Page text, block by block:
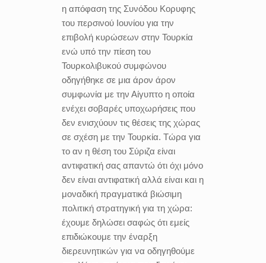
η απόφαση της Συνόδου Κορυφης
του περσινού Ιουνίου για την
επιβολή κυρώσεων στην Τουρκία
ενώ υπό την πίεση του
Τουρκολιβυκού συμφώνου
οδηγήθηκε σε μια άρον άρον
συμφωνία με την Αίγυπτο η οποία
ενέχει σοβαρές υποχωρήσεις που
δεν ενισχύουν τις θέσεις της χώρας
σε σχέση με την Τουρκία. Τώρα για
το αν η θέση του Σύριζα είναι
αντιφατική σας απαντώ ότι όχι μόνο
δεν είναι αντιφατική αλλά είναι και η
μοναδική πραγματικά βιώσιμη
πολιτική στρατηγική για τη χώρα:
έχουμε δηλώσει σαφώς ότι εμείς
επιδιώκουμε την έναρξη
διερευνητικών για να οδηγηθούμε